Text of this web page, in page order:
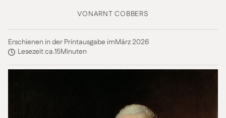
VONARNT COBBERS
Erschienen in der Printausgabe imMärz 2026
Lesezeit ca.15Minuten